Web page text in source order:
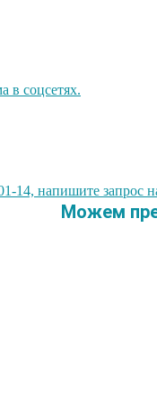
14, напишите запрос
Можем